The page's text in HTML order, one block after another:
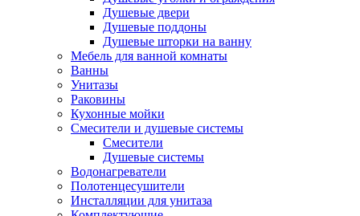
Душевые двери
Душевые поддоны
Душевые шторки на ванну
Мебель для ванной комнаты
Ванны
Унитазы
Раковины
Кухонные мойки
Смесители и душевые системы
Смесители
Душевые системы
Водонагреватели
Полотенцесушители
Инсталляции для унитаза